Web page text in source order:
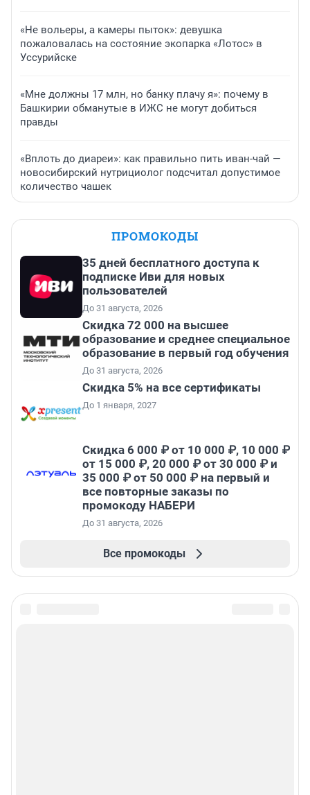
«Не вольеры, а камеры пыток»: девушка
пожаловалась на состояние экопарка «Лотос» в
Уссурийске
«Мне должны 17 млн, но банку плачу я»: почему в
Башкирии обманутые в ИЖС не могут добиться
правды
«Вплоть до диареи»: как правильно пить иван-чай —
новосибирский нутрициолог подсчитал допустимое
количество чашек
ПРОМОКОДЫ
35 дней бесплатного доступа к
подписке Иви для новых
пользователей
До 31 августа, 2026
Скидка 72 000 на высшее
образование и среднее специальное
образование в первый год обучения
До 31 августа, 2026
Скидка 5% на все сертификаты
До 1 января, 2027
Скидка 6 000 ₽ от 10 000 ₽, 10 000 ₽
от 15 000 ₽, 20 000 ₽ от 30 000 ₽ и
35 000 ₽ от 50 000 ₽ на первый и
все повторные заказы по
промокоду НАБЕРИ
До 31 августа, 2026
Все промокоды